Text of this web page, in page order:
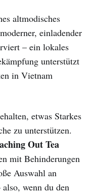
altmodisches
einladender
– ein lokales
unterstützt
in Vietnam
etwas Starkes
zu unterstützen.
Out Tea
mit Behinderungen
Auswahl an
wenn du den